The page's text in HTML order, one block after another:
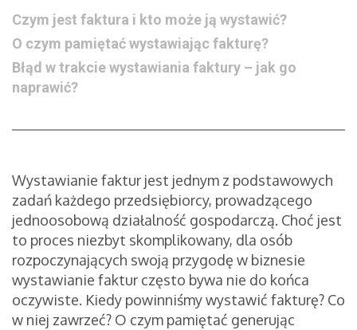
Czym jest faktura i kto może ją wystawić?
O czym pamiętać wystawiając fakturę?
Błąd w trakcie wystawiania faktury – jak go
naprawić?
Wystawianie faktur jest jednym z podstawowych
zadań każdego przedsiębiorcy, prowadzącego
jednoosobową działalność gospodarczą. Choć jest
to proces niezbyt skomplikowany, dla osób
rozpoczynających swoją przygodę w biznesie
wystawianie faktur często bywa nie do końca
oczywiste. Kiedy powinniśmy wystawić fakturę? Co
w niej zawrzeć? O czym pamiętać generując